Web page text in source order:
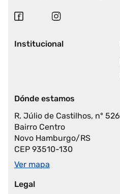
Institucional
Dónde estamos
R. Júlio de Castilhos, nº 526
Bairro Centro
Novo Hamburgo/RS
CEP 93510-130
Ver mapa
Legal